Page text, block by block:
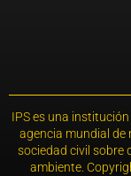
IPS es una
agencia mundial de
sociedad civil sobre
ambiente.